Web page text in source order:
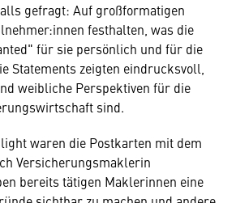
gefragt: Auf großformatigen
festhalten, was die
für sie persönlich und für die
Statements zeigten eindrucksvoll,
weibliche Perspektiven für die
sind.
waren die Postkarten mit dem
Versicherungsmaklerin
bereits tätigen Maklerinnen eine